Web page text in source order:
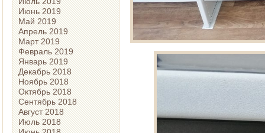
Июнь 2019
Май 2019
Апрель 2019
Март 2019
Февраль 2019
Январь 2019
Декабрь 2018
Ноябрь 2018
Октябрь 2018
Сентябрь 2018
Август 2018
Июль 2018